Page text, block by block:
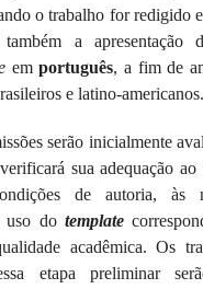
o trabalho for redigido
também a
emportuguês, a fim de
e latino-americanos.
serão inicialmente
sua adequação
de autoria, às
uso do template
acadêmica. Os
etapa preliminar